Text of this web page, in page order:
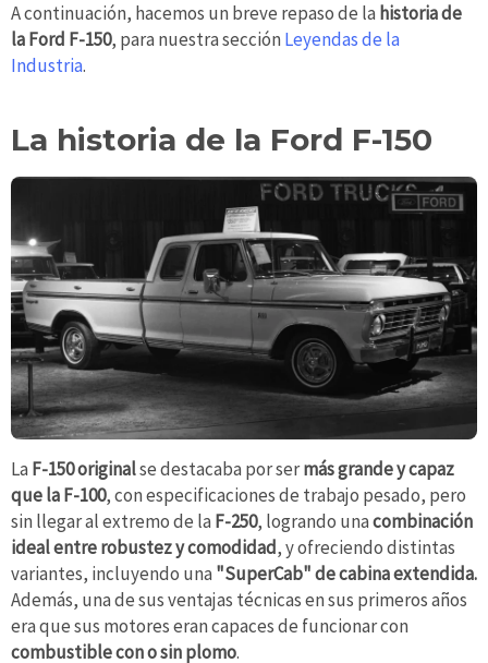
A continuación, hacemos un breve repaso de la historia de
la Ford F-150, para nuestra sección Leyendas de la
Industria.
La historia de la Ford F-150
La F-150 originalse destacaba por sermás grande y capaz
que la F-100, con especificaciones de trabajo pesado, pero
sin llegar al extremo de la F-250, logrando unacombinación
ideal entre robustez y comodidad, y ofreciendo distintas
variantes, incluyendo una "SuperCab" de cabina extendida.
Además, una de sus ventajas técnicas en sus primeros años
era que sus motores eran capaces de funcionar con
combustible con o sin plomo.